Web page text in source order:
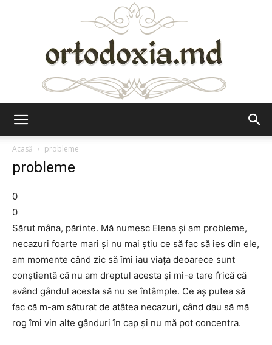
Acasă
probleme
probleme
0
0
Sărut mâna, părinte. Mă numesc Elena şi am probleme,
necazuri foarte mari şi nu mai ştiu ce să fac să ies din ele,
am momente când zic să îmi iau viaţa deoarece sunt
conştientă că nu am dreptul acesta şi mi-e tare frică că
având gândul acesta să nu se întâmple. Ce aş putea să
fac că m-am săturat de atâtea necazuri, când dau să mă
rog îmi vin alte gânduri în cap şi nu mă pot concentra.